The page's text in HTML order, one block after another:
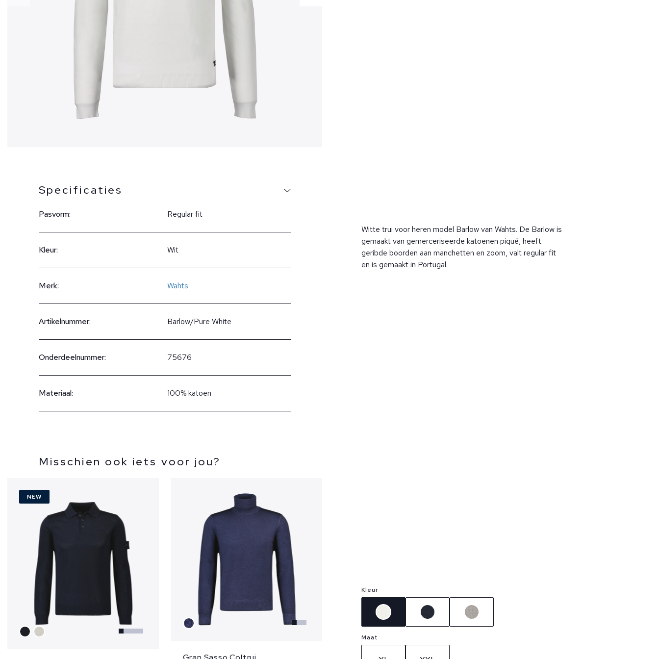
Specificaties
Pasvorm: Regular fit
Kleur: Wit
Merk: Wahts
Artikelnummer: Barlow/Pure White
Onderdeelnummer: 75676
Materiaal: 100% katoen
Misschien ook iets voor jou?
NEW
Witte trui voor heren model Barlow van Wahts. De Barlow is
gemaakt van gemerceriseerde katoenen piqué, heeft
geribde boorden aan manchetten en zoom, valt regular fit
en is gemaakt in Portugal.
Kleur
Maat